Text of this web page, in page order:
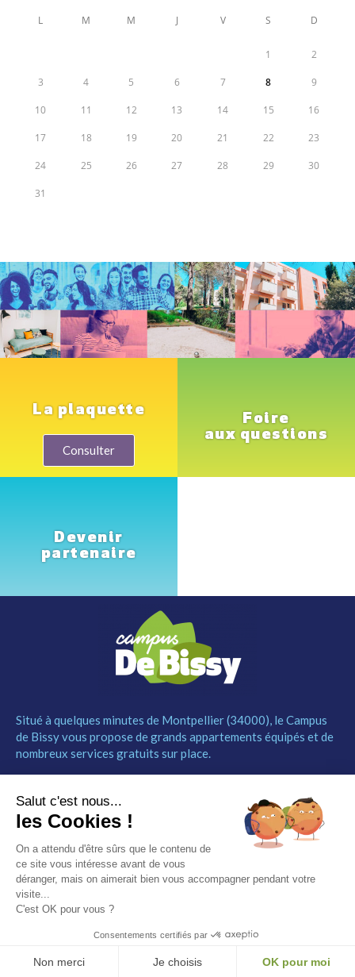
L M M J V S D
1 2
3 4 5 6 7 8 9
10 11 12 13 14 15 16
17 18 19 20 21 22 23
24 25 26 27 28 29 30
31
La plaquette
Consulter
Foire
aux questions
Devenir
partenaire
Situé à quelques minutes de Montpellier (34000), le Campus
de Bissy vous propose de grands appartements équipés et de
nombreux services gratuits sur place.
Le Campus
Les studios
Les services
Comment réserver
Contact
Partenaires
Mentions légales
contact@campusdebissy34.com
Route de Ganges 34980
Saint-Clément-de-Rivière
© Campus de Bissy –Mentions légales – byEtincelle
Salut c'est nous...
les Cookies !
On a attendu d'être sûrs que le contenu de
ce site vous intéresse avant de vous
déranger, mais on aimerait bien vous accompagner pendant votre
visite...
C'est OK pour vous ?
Consentements certifiés par
Non merci Je choisis OK pour moi